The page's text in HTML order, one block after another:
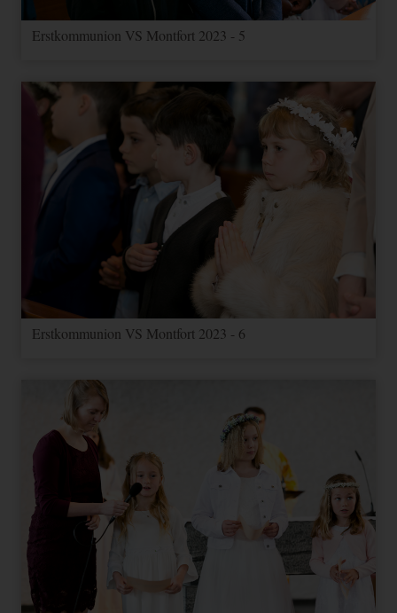
Erstkommunion VS Montfort 2023 - 5
Erstkommunion VS Montfort 2023 - 6